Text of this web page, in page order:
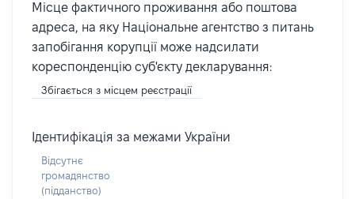
Місце фактичного проживання або поштова
адреса, на яку Національне агентство з питань
запобігання корупції може надсилати
кореспонденцію суб'єкту декларування:
Збігається з місцем реєстрації
Ідентифікація за межами України
Відсутнє
громадянство
(підданство)